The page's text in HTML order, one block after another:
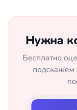
Нужна
Бесплатно
подскажем